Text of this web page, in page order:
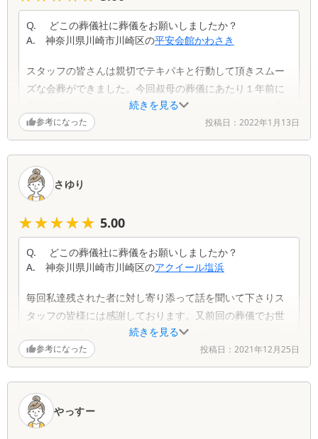
続きを見る
Q.
どこの葬儀社に葬儀をお願いしましたか？
A. 神奈川県川崎市川崎区の平安会館かわさき
スタッフの皆さんは親切でテキパキと行動して頂きスムー
ズな会葬ができました。今回叔母の葬儀にあたり１年前に
母親の葬儀を担当して頂いた池田さんにまたお願いする事
ができ、宗派によって揃えてもらう特別な品物等があり前
回の資料を保存していただいたお陰で菩提寺との打ち合わ
せもきちんと連絡してもらいスムーズな準備ができて大変
助かりました。
参考になった 投稿日： 2022年1月13日
続きを見る
さゆり
★★★★★
★★★★★ 5.00
Q.
どこの葬儀社に葬儀をお願いしましたか？
A. 神奈川県川崎市川崎区のアクイール塩浜
毎回私達残された者に対し寄り添って話を聞いて下さりス
タッフの皆様には感謝しております。又前回の葬儀でお世
話になった職員の方がおられて相談をさせて頂き私自身と
ても安心できました。本当にありがとうございました。
参考になった 投稿日： 2021年12月25日
やっすー